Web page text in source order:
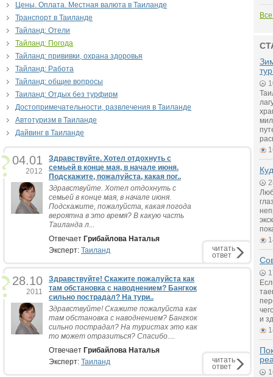
Цены. Оплата. Местная валюта в Таиланде
Транспорт в Таиланде
Тайланд: Отели
Тайланд: Погода
Тайланд: прививки, охрана здоровья
Тайланд: Работа
Тайланд: общие вопросы
Таиланд: Отдых без турфирм
Достопримечательности, развлечения в Таиланде
Автотуризм в Таиланде
Дайвинг в Таиланде
04.01
2012
Здравствуйте. Хотел отдохнуть с
семьей в конце мая, в начале июня.
Подскажите, пожалуйста, какая пог..
Здравствуйте. Хотел отдохнуть с
семьей в конце мая, в начале июня.
Подскажите, пожалуйста, какая погода
вероятна в это время? В какую часть
Таиланда л...
Отвечает Грибайлова Наталья
Эксперт: Таиланд читать
ответ
28.10
2011
Здравствуйте! Скажите пожалуйста как
там обстановка с наводнением? Бангкок
сильно пострадал? На тури..
Здравствуйте! Скажите пожалуйста как
там обстановка с наводнением? Бангкок
сильно пострадал? На туристах это как
то может отразиться? Спасибо....
Отвечает Грибайлова Наталья
Эксперт: Таиланд читать
ответ
и